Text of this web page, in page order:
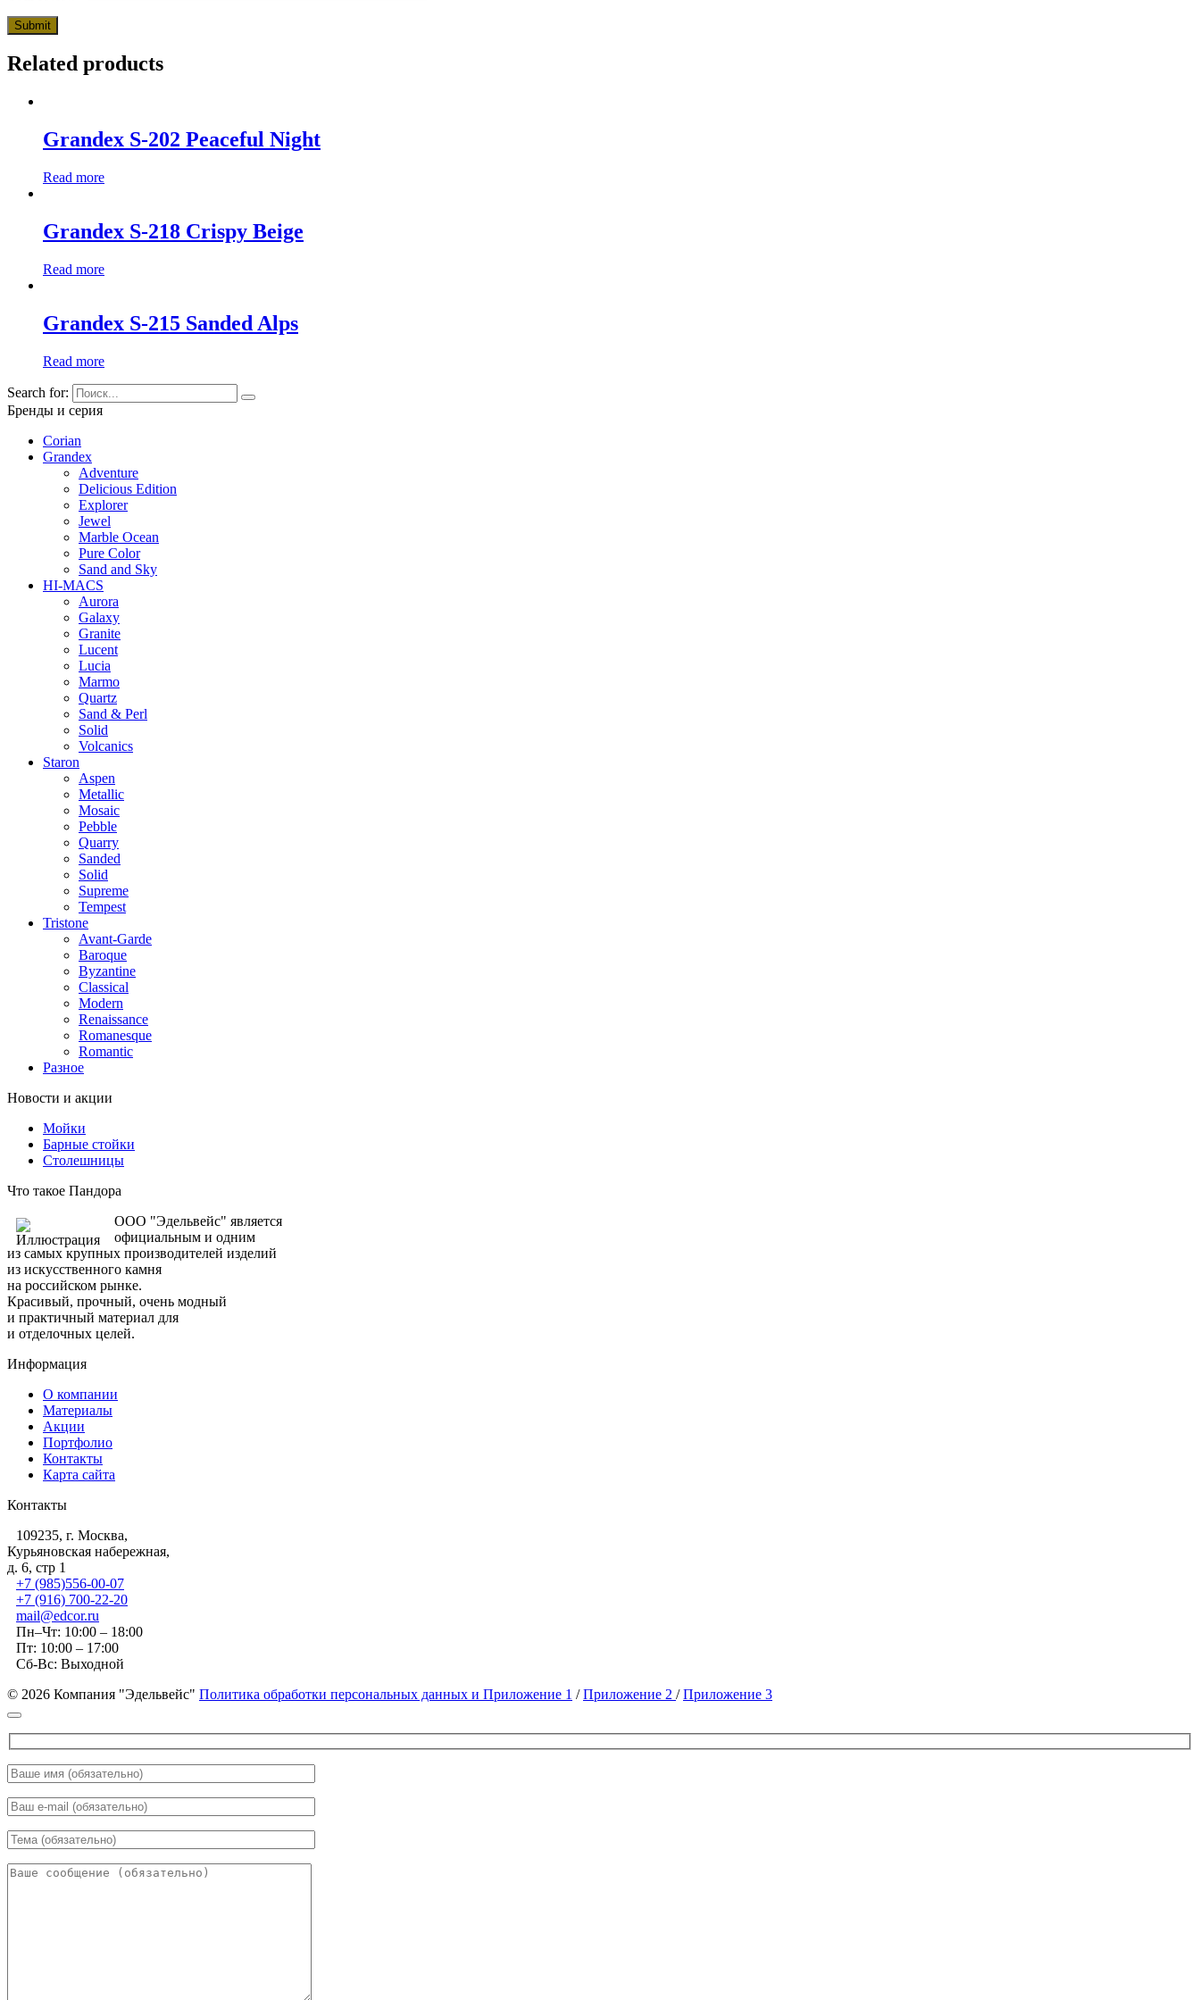
Related products
Grandex S-202 Peaceful Night
Read more
Grandex S-218 Crispy Beige
Read more
Grandex S-215 Sanded Alps
Read more
Search for:
Бренды и серия
Corian
Grandex
Adventure
Delicious Edition
Explorer
Jewel
Marble Ocean
Pure Color
Sand and Sky
HI-MACS
Aurora
Galaxy
Granite
Lucent
Lucia
Marmo
Quartz
Sand & Perl
Solid
Volcanics
Staron
Aspen
Metallic
Mosaic
Pebble
Quarry
Sanded
Solid
Supreme
Tempest
Tristone
Avant-Garde
Baroque
Byzantine
Classical
Modern
Renaissance
Romanesque
Romantic
Разное
Новости и акции
Мойки
Барные стойки
Столешницы
Что такое Пандора
ООО "Эдельвейс" является
официальным и одним
из самых крупных производителей изделий
из искусственного камня
на российском рынке.
Красивый, прочный, очень модный
и практичный материал для
и отделочных целей.
Информация
О компании
Материалы
Акции
Портфолио
Контакты
Карта сайта
Контакты
109235, г. Москва,
Курьяновская набережная,
д. 6, стр 1
+7 (985)556-00-07
+7 (916) 700-22-20
mail@edcor.ru
Пн–Чт: 10:00 – 18:00
Пт: 10:00 – 17:00
Сб-Вс: Выходной
© 2026 Компания "Эдельвейс" Политика обработки персональных данных и Приложение 1 /Приложение 2 /Приложение 3